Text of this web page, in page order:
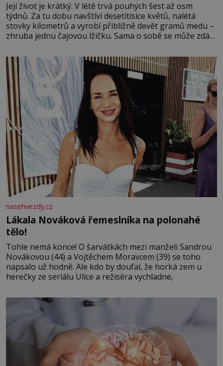
Její život je krátký. V létě trvá pouhých šest až osm
týdnů. Za tu dobu navštíví desetitisíce květů, nalétá
stovky kilometrů a vyrobí přibližně devět gramů medu –
zhruba jednu čajovou lžičku. Sama o sobě se může zdát
tisíc příslušnic svého včelstva, vznikne jeden z
nejdokonalejších organismů
nasehvezdy.cz
Lákala Nováková řemeslníka na polonahé
tělo!
Tohle nemá konce! O šarvátkách mezi manželi Sandrou
Novákovou (44) a Vojtěchem Moravcem (39) se toho
napsalo už hodně. Ale kdo by doufal, že horká zem u
herečky ze seriálu Ulice a režiséra vychladne,